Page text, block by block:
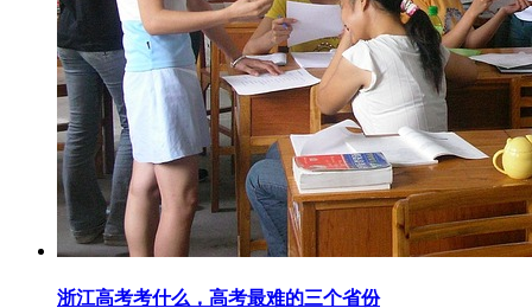
浙江高考考什么，高考最难的三个省份